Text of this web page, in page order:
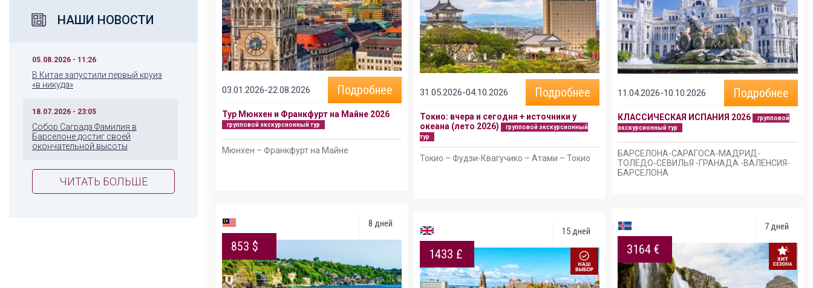
НАШИ НОВОСТИ
05.08.2026 - 11:26
В Китае запустили первый круиз
«в никуда»
18.07.2026 - 23:05
Собор Саграда Фамилия в
Барселоне достиг своей
окончательной высоты
ЧИТАТЬ БОЛЬШЕ
03.01.2026-22.08.2026 Подробнее
Тур Мюнхен и Франкфурт на Майне 2026
групповой экскурсионный тур
Мюнхен – Франкфурт на Майне
8 дней
853 $
31.05.2026-04.10.2026 Подробнее
Токио: вчера и сегодня + источники у
океана (лето 2026)
групповой экскурсионный
тур
Токио – Фудзи-Квагучико – Атами – Токио
15 дней
1433 £
11.04.2026-10.10.2026 Подробнее
КЛАССИЧЕСКАЯ ИСПАНИЯ 2026
групповой
экскурсионный тур
БАРСЕЛОНА-САРАГОСА-МАДРИД-
ТОЛЕДО-СЕВИЛЬЯ -ГРАНАДА -ВАЛЕНСИЯ-
БАРСЕЛОНА
7 дней
3164 €